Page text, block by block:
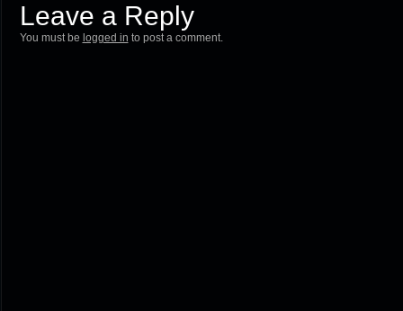
Leave a Reply
You must be logged in to post a comment.